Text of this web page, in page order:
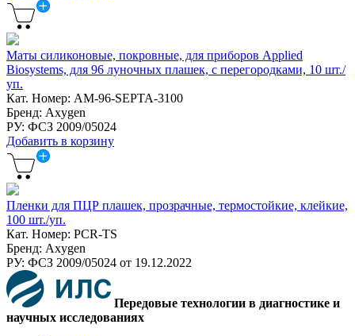
Маты силиконовые, покровные, для приборов Applied
Biosystems, для 96 луночных плашек, с перегородками, 10 шт./
уп.
Кат. Номер: AM-96-SEPTA-3100
Бренд: Axygen
РУ: ФСЗ 2009/05024
Добавить в корзину
Пленки для ПЦР плашек, прозрачные, термостойкие, клейкие,
100 шт./уп.
Кат. Номер: PCR-TS
Бренд: Axygen
РУ: ФСЗ 2009/05024 от 19.12.2022
Передовые технологии в диагностике и
научных исследованиях